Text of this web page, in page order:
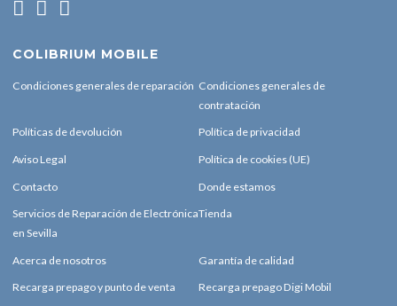
COLIBRIUM MOBILE
Condiciones generales de reparación Condiciones generales de
contratación
Políticas de devolución Política de privacidad
Aviso Legal Política de cookies (UE)
Contacto Donde estamos
Servicios de Reparación de Electrónica
en Sevilla
Tienda
Acerca de nosotros Garantía de calidad
Recarga prepago y punto de venta Recarga prepago Digi Mobil